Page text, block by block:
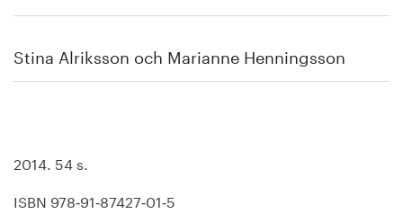
Om oss
Stina Alriksson och Marianne Henningsson
2014. 54 s.
ISBN 978‐91‐87427‐01‐5